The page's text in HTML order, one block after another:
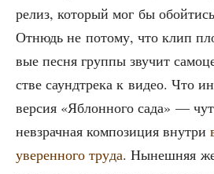
релиз, кото­рый мог бы
Отнюдь не пото­му, что клип
вые пес­ня груп­пы зву­чит
стве саунд­тре­ка к видео. Что
вер­сия «Яблон­но­го сада» —
невзрач­ная ком­по­зи­ция внут­ри
уве­рен­но­го тру­да. Нынеш­няя же